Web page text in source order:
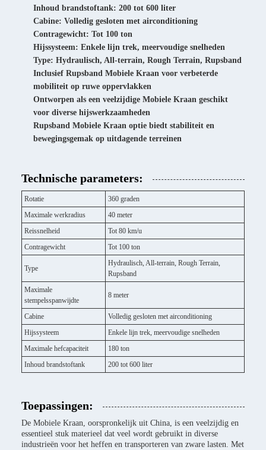
Inhoud brandstoftank: 200 tot 600 liter
Cabine: Volledig gesloten met airconditioning
Contragewicht: Tot 100 ton
Hijssysteem: Enkele lijn trek, meervoudige snelheden
Type: Hydraulisch, All-terrain, Rough Terrain, Rupsband
Inclusief Rupsband Mobiele Kraan voor verbeterde
mobiliteit op ruwe oppervlakken
Ontworpen als een veelzijdige Mobiele Kraan geschikt
voor diverse hijswerkzaamheden
Rupsband Mobiele Kraan optie biedt stabiliteit en
bewegingsgemak op uitdagende terreinen
Technische parameters:
Rotatie
360 graden
Maximale werkradius
40 meter
Reissnelheid
Tot 80 km/u
Contragewicht
Tot 100 ton
Type
Hydraulisch, All-terrain, Rough Terrain,
Rupsband
Maximale
stempelsspanwijdte
8 meter
Cabine
Volledig gesloten met airconditioning
Hijssysteem
Enkele lijn trek, meervoudige snelheden
Maximale hefcapaciteit
180 ton
Inhoud brandstoftank
200 tot 600 liter
Toepassingen:
De Mobiele Kraan, oorspronkelijk uit China, is een veelzijdig en
essentieel stuk materieel dat veel wordt gebruikt in diverse
industrieën voor het heffen en transporteren van zware lasten. Met